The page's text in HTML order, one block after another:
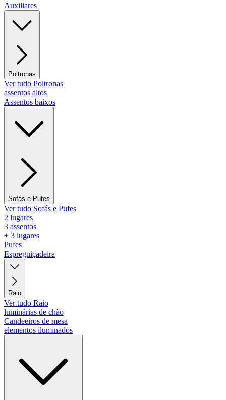
Auxiliares
Poltronas
Ver tudo Poltronas
assentos altos
Assentos baixos
Sofás e Pufes
Ver tudo Sofás e Pufes
2 lugares
3 assentos
+ 3 lugares
Pufes
Espreguiçadeira
Raio
Ver tudo Raio
luminárias de chão
Candeeiros de mesa
elementos iluminados